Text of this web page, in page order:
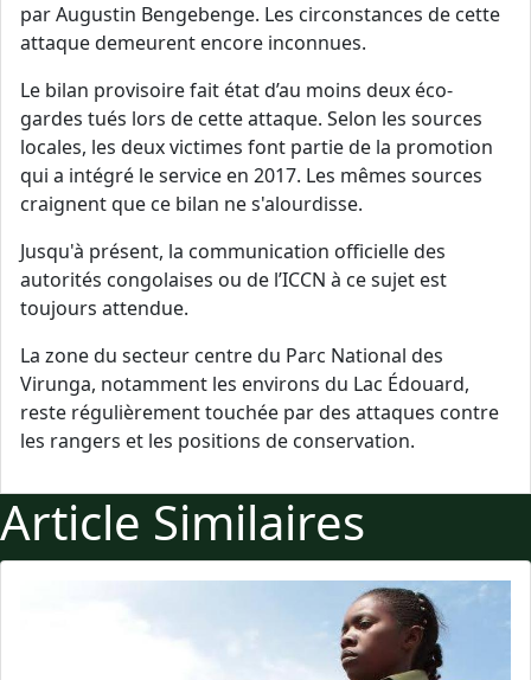
par Augustin Bengebenge. Les circonstances de cette
attaque demeurent encore inconnues.
Le bilan provisoire fait état d’au moins deux éco-
gardes tués lors de cette attaque. Selon les sources
locales, les deux victimes font partie de la promotion
qui a intégré le service en 2017. Les mêmes sources
craignent que ce bilan ne s'alourdisse.
Jusqu'à présent, la communication officielle des
autorités congolaises ou de l’ICCN à ce sujet est
toujours attendue.
La zone du secteur centre du Parc National des
Virunga, notamment les environs du Lac Édouard,
reste régulièrement touchée par des attaques contre
les rangers et les positions de conservation.
Article Similaires